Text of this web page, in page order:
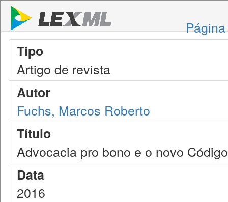
Tipo
Artigo de revista
Autor
Fuchs, Marcos Roberto
Título
Advocacia pro bono e o novo
Data
2016